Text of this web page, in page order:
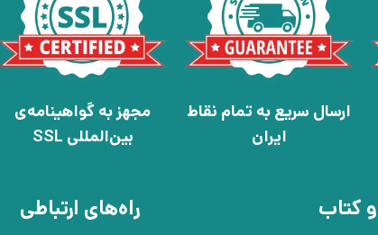
ارسال سریع به تمام نقاط
ایران
مجهز به گواهینامه‌ی
بین‌المللی SSL
کتاب راه‌های ارتباطی